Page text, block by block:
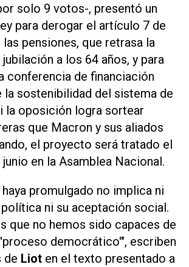
solo 9 votos-, presentó un
para derogar el artículo 7 de
pensiones, que retrasa la
a los 64 años, y para
conferencia de financiación
la sostenibilidad del sistema de
la oposición logra sortear
que Macron y sus aliados
el proyecto será tratado el
en la Asamblea Nacional.
haya promulgado no implica ni
ni su aceptación social.
que no hemos sido capaces de
democrático'", escriben
de Liot en el texto presentado a